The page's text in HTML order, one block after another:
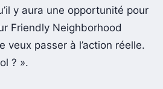
y aura une opportunité pour
Friendly Neighborhood
veux passer à l’action réelle.
? ».